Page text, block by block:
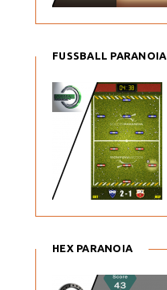
FUSSBALL PARANOIA
HEX PARANOIA